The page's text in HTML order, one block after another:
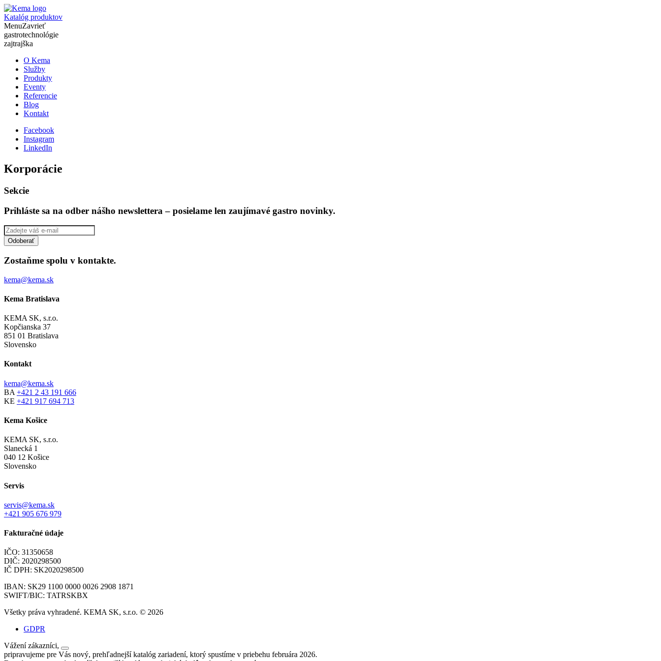
Katalóg produktov
MenuZavrieť
gastrotechnológie
zajtrajška
O Kema
Služby
Produkty
Eventy
Referencie
Blog
Kontakt
Facebook
Instagram
LinkedIn
Korporácie
Sekcie
Prihláste sa na odber nášho newslettera – posielame len zaujímavé gastro novinky.
Zostaňme spolu v kontakte.
kema@kema.sk
Kema Bratislava
KEMA SK, s.r.o.
Kopčianska 37
851 01 Bratislava
Slovensko
Kontakt
kema@kema.sk
BA +421 2 43 191 666
KE +421 917 694 713
Kema Košice
KEMA SK, s.r.o.
Slanecká 1
040 12 Košice
Slovensko
Servis
servis@kema.sk
+421 905 676 979
Fakturačné údaje
IČO: 31350658
DIČ: 2020298500
IČ DPH: SK2020298500
IBAN: SK29 1100 0000 0026 2908 1871
SWIFT/BIC: TATRSKBX
Všetky práva vyhradené. KEMA SK, s.r.o. © 2026
GDPR
Vážení zákazníci,
pripravujeme pre Vás nový, prehľadnejší katalóg zariadení, ktorý spustíme v priebehu februára 2026.